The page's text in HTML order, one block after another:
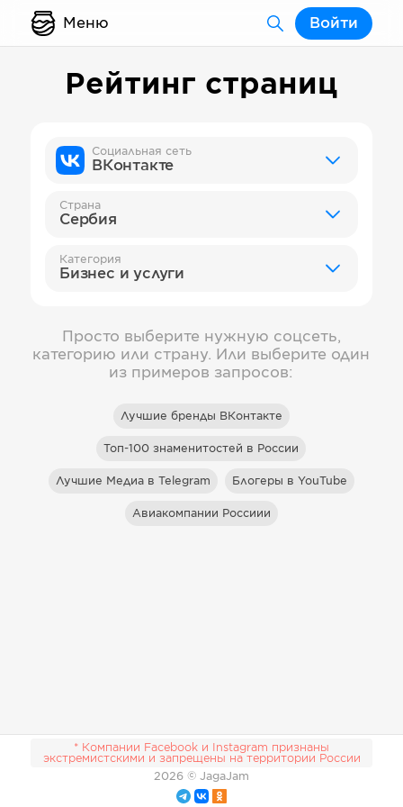
Меню Войти
Рейтинг страниц
Социальная сеть
ВКонтакте
Страна
Сербия
Категория
Бизнес и услуги
Просто выберите нужную соцсеть,
категорию или страну. Или выберите один
из примеров запросов:
Лучшие бренды ВКонтакте
Топ-100 знаменитостей в России
Лучшие Медиа в Telegram Блогеры в YouTube
Авиакомпании Россиии
* Компании Facebook и Instagram признаны
экстремистскими и запрещены на территории России
2026 © JagaJam